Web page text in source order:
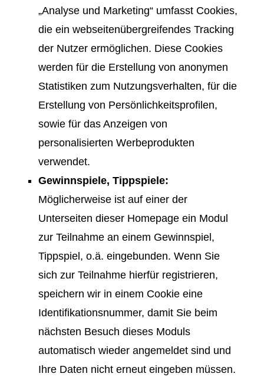
„Analyse und Marketing“ umfasst Cookies,
die ein webseitenübergreifendes Tracking
der Nutzer ermöglichen. Diese Cookies
werden für die Erstellung von anonymen
Statistiken zum Nutzungsverhalten, für die
Erstellung von Persönlichkeitsprofilen,
sowie für das Anzeigen von
personalisierten Werbeprodukten
verwendet.
Gewinnspiele, Tippspiele:
Möglicherweise ist auf einer der
Unterseiten dieser Homepage ein Modul
zur Teilnahme an einem Gewinnspiel,
Tippspiel, o.ä. eingebunden. Wenn Sie
sich zur Teilnahme hierfür registrieren,
speichern wir in einem Cookie eine
Identifikationsnummer, damit Sie beim
nächsten Besuch dieses Moduls
automatisch wieder angemeldet sind und
Ihre Daten nicht erneut eingeben müssen.